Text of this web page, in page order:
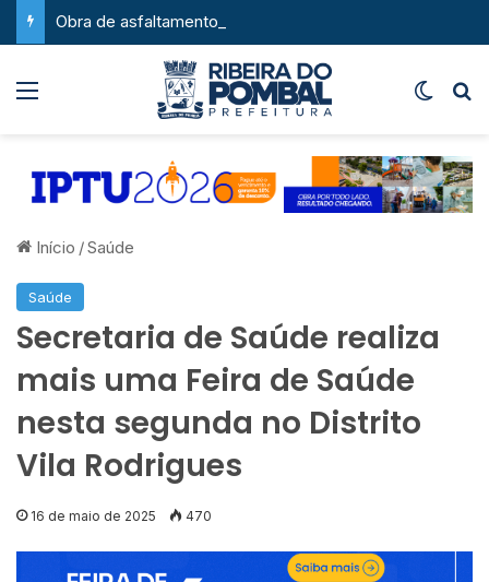
Início /Saúde
Saúde
Secretaria de Saúde realiza
mais uma Feira de Saúde
nesta segunda no Distrito
Vila Rodrigues
16 de maio de 2025 470